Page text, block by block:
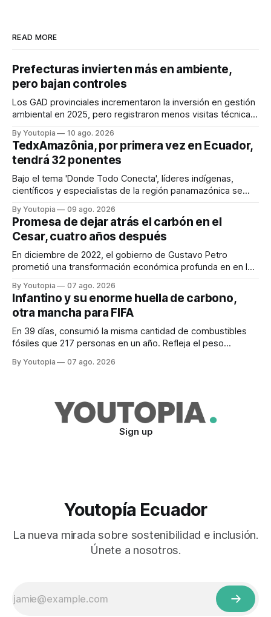
READ MORE
Prefecturas invierten más en ambiente,
pero bajan controles
Los GAD provinciales incrementaron la inversión en gestión
ambiental en 2025, pero registraron menos visitas técnicas
By Youtopia 10 ago. 2026
TedxAmazônia, por primera vez en Ecuador,
tendrá 32 ponentes
Bajo el tema 'Donde Todo Conecta', líderes indígenas,
científicos y especialistas de la región panamazónica se
By Youtopia 09 ago. 2026
Promesa de dejar atrás el carbón en el
Cesar, cuatro años después
En diciembre de 2022, el gobierno de Gustavo Petro
prometió una transformación económica profunda en en la
By Youtopia 07 ago. 2026
Infantino y su enorme huella de carbono,
otra mancha para FIFA
En 39 días, consumió la misma cantidad de combustibles
fósiles que 217 personas en un año. Refleja el peso
By Youtopia 07 ago. 2026
Sign up
Youtopía Ecuador
La nueva mirada sobre sostenibilidad e inclusión.
Únete a nosotros.